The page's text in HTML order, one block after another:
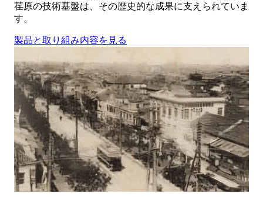
荏原の技術基盤は、その歴史的な成果に支えられていま
す。
製品と取り組み内容を見る